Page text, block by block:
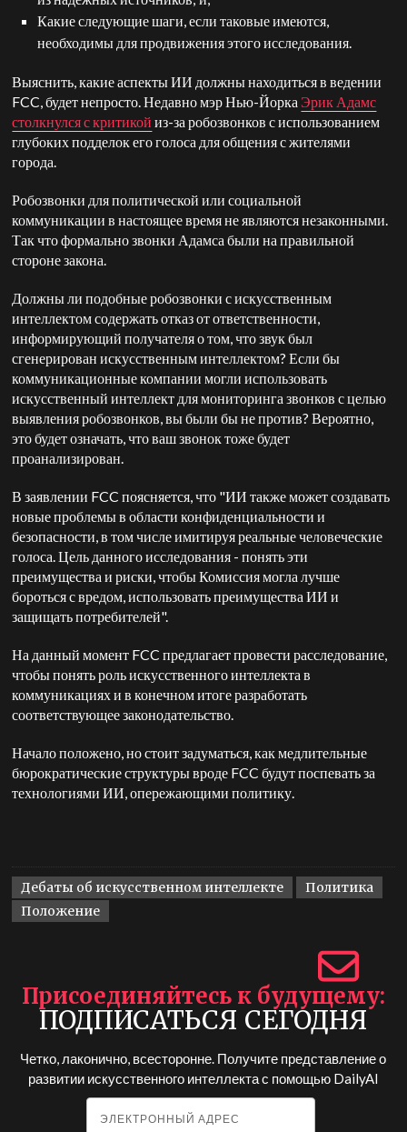
Какие следующие шаги, если таковые имеются,
необходимы для продвижения этого исследования.
Выяснить, какие аспекты ИИ должны находиться в ведении
FCC, будет непросто. Недавно мэр Нью-Йорка Эрик Адамс
столкнулся с критикой из-за робозвонков с использованием
глубоких подделок его голоса для общения с жителями
города.
Робозвонки для политической или социальной
коммуникации в настоящее время не являются незаконными.
Так что формально звонки Адамса были на правильной
стороне закона.
Должны ли подобные робозвонки с искусственным
интеллектом содержать отказ от ответственности,
информирующий получателя о том, что звук был
сгенерирован искусственным интеллектом? Если бы
коммуникационные компании могли использовать
искусственный интеллект для мониторинга звонков с целью
выявления робозвонков, вы были бы не против? Вероятно,
это будет означать, что ваш звонок тоже будет
проанализирован.
В заявлении FCC поясняется, что "ИИ также может создавать
новые проблемы в области конфиденциальности и
безопасности, в том числе имитируя реальные человеческие
голоса. Цель данного исследования - понять эти
преимущества и риски, чтобы Комиссия могла лучше
бороться с вредом, использовать преимущества ИИ и
защищать потребителей".
На данный момент FCC предлагает провести расследование,
чтобы понять роль искусственного интеллекта в
коммуникациях и в конечном итоге разработать
соответствующее законодательство.
Начало положено, но стоит задуматься, как медлительные
бюрократические структуры вроде FCC будут поспевать за
технологиями ИИ, опережающими политику.
Дебаты об искусственном интеллекте
Политика
Положение
Присоединяйтесь к будущему
ПОДПИСАТЬСЯ СЕГОДНЯ
Четко, лаконично, всесторонне. Получите представление о
развитии искусственного интеллекта с помощью DailyAI